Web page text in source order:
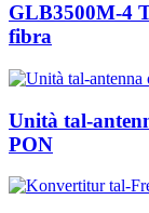
GLB3500M-4
fibra
Unità tal-
PON